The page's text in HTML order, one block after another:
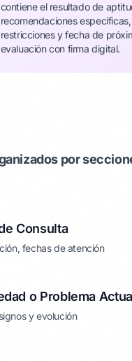
contiene el resultado de
recomendaciones específicas,
restricciones y fecha de
evaluación con firma digital.
por
Consulta
fechas de atención
o Problema
y evolución